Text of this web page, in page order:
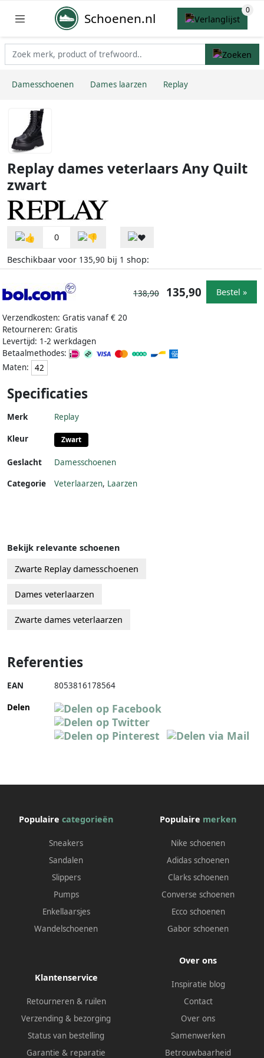
Schoenen.nl
Damesschoenen Dames laarzen Replay
Replay dames veterlaars Any Quilt
zwart
0
Beschikbaar voor 135,90 bij 1 shop:
Verzendkosten: Gratis vanaf € 20
Retourneren: Gratis
Levertijd: 1-2 werkdagen
Betaalmethodes:
Maten:
42
138,90 135,90 Bestel »
Specificaties
Merk Replay
Kleur Zwart
Geslacht
Damesschoenen
Categorie
Veterlaarzen, Laarzen
Bekijk relevante schoenen
Zwarte Replay damesschoenen
Dames veterlaarzen
Zwarte dames veterlaarzen
Referenties
EAN 8053816178564
Delen
Populaire categorieën
Sneakers
Sandalen
Slippers
Pumps
Enkellaarsjes
Wandelschoenen
Populaire merken
Nike schoenen
Adidas schoenen
Clarks schoenen
Converse schoenen
Ecco schoenen
Gabor schoenen
Klantenservice
Retourneren & ruilen
Verzending & bezorging
Status van bestelling
Garantie & reparatie
Over ons
Inspiratie blog
Contact
Over ons
Samenwerken
Betrouwbaarheid